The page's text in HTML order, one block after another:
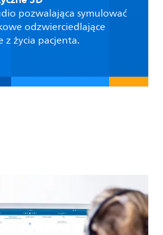
pozwalająca symulować
odzwierciedlające
z życia pacjenta.